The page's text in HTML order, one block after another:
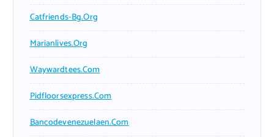
Catfriends-Bg.org
Marianlives.org
Waywardtees.com
Pidfloorsexpress.com
Bancodevenezuelaen.com